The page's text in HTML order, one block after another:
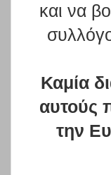
και να
Καμία
αυτούς
την